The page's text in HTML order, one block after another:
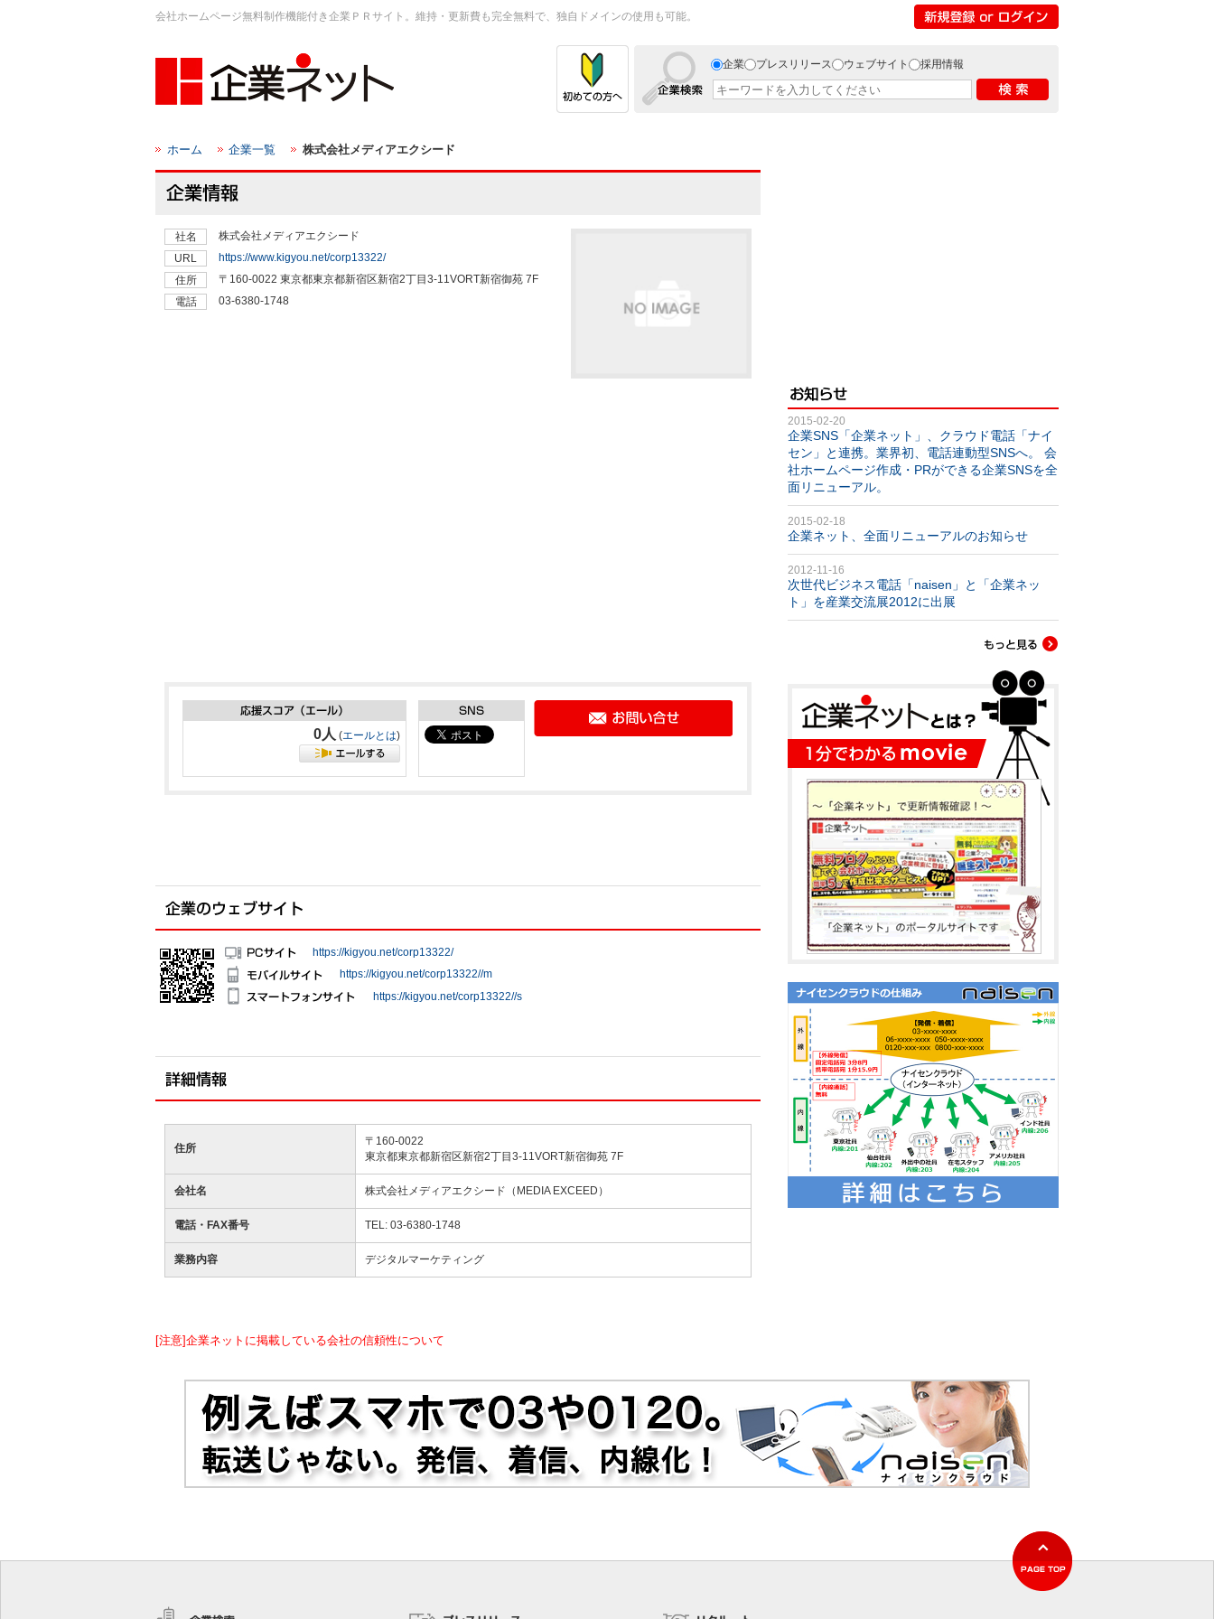
会社ホームページ無料制作機能付き企業ＰＲサイト。維持・更新費も完全無料で、独自ドメインの使用も可能。
企業 プレスリリース ウェブサイト 採用情報
ホーム 企業一覧 株式会社メディアエクシード
社名
株式会社メディアエクシード
URL
https://www.kigyou.net/corp13322/
住所
〒160-0022 東京都東京都新宿区新宿2丁目3-11VORT新宿御苑 7F
電話
03-6380-1748
0人 (エールとは)
https://kigyou.net/corp13322/
https://kigyou.net/corp13322//m
https://kigyou.net/corp13322//s
住所
〒160-0022
東京都東京都新宿区新宿2丁目3-11VORT新宿御苑 7F
会社名 株式会社メディアエクシード（MEDIA EXCEED）
電話・FAX番号 TEL: 03-6380-1748
業務内容 デジタルマーケティング
[注意]企業ネットに掲載している会社の信頼性について
2015-02-20
企業SNS「企業ネット」、クラウド電話「ナイ
セン」と連携。業界初、電話連動型SNSへ。 会
社ホームページ作成・PRができる企業SNSを全
面リニューアル。
2015-02-18
企業ネット、全面リニューアルのお知らせ
2012-11-16
次世代ビジネス電話「naisen」と「企業ネッ
ト」を産業交流展2012に出展